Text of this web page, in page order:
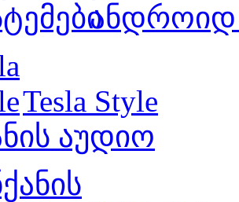
ანდროიდ
Tesla Style
აუდიო